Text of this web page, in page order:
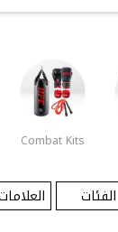
Combat Kits
الفئات